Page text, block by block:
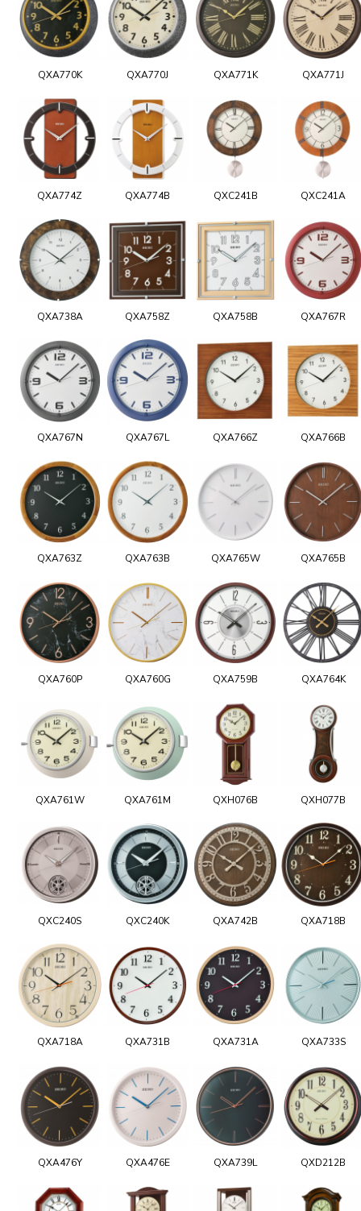
QXA770K QXA770J QXA771K QXA771J
QXA774Z QXA774B QXC241B QXC241A
QXA738A QXA758Z QXA758B QXA767R
QXA767N QXA767L QXA766Z QXA766B
QXA763Z QXA763B QXA765W QXA765B
QXA760P QXA760G QXA759B QXA764K
QXA761W QXA761M QXH076B QXH077B
QXC240S QXC240K QXA742B QXA718B
QXA718A QXA731B QXA731A QXA733S
QXA476Y QXA476E QXA739L QXD212B